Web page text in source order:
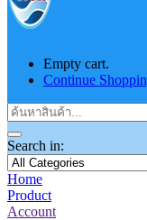
Empty cart.
Continue
Search in:
Home
Product
Account